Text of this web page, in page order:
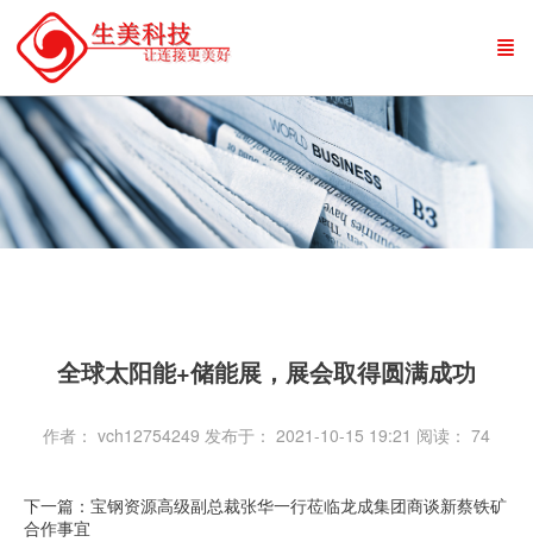
全球太阳能+储能展，展会取得圆满成功
作者： vch12754249 发布于： 2021-10-15 19:21 阅读： 74
下一篇：宝钢资源高级副总裁张华一行莅临龙成集团商谈新蔡铁矿
合作事宜